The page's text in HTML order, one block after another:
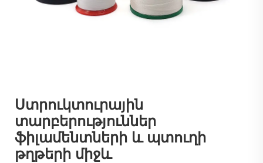
Ստրուկտուրային
տարբերություններ
ֆիլամենտների և պտուղի
թղթերի միջև